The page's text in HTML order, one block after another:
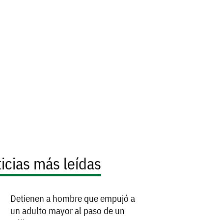
más leídas
Detienen a hombre que empujó a
un adulto mayor al paso de un